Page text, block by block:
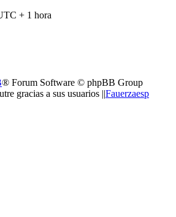
+ 1 hora
® Forum Software © phpBB Group
gracias a sus usuarios ||Fauerzaesp